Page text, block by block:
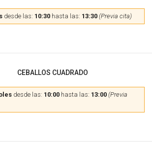
desde las: 10:30 hasta las: 13:30 (Previa cita)
CEBALLOS CUADRADO
desde las: 10:00 hasta las: 13:00 (Previa